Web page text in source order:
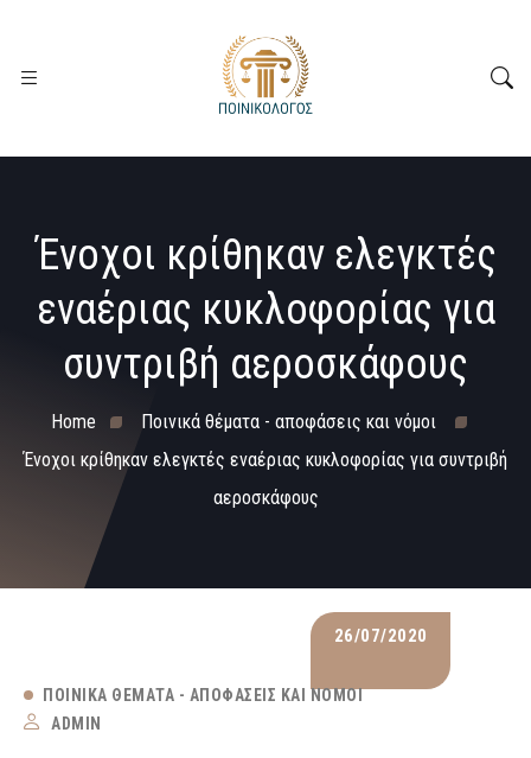
Ένοχοι κρίθηκαν ελεγκτές
εναέριας κυκλοφορίας για
συντριβή αεροσκάφους
Home
Ποινικά θέματα - αποφάσεις και νόμοι
Ένοχοι κρίθηκαν ελεγκτές εναέριας κυκλοφορίας για συντριβή
αεροσκάφους
26/07/2020
ΠΟΙΝΙΚΆ ΘΈΜΑΤΑ - ΑΠΟΦΆΣΕΙΣ ΚΑΙ ΝΌΜΟΙ
ADMIN